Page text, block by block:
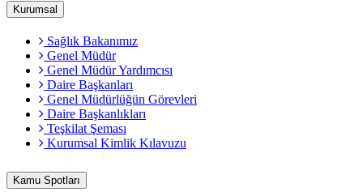
Kurumsal
Sağlık Bakanımız
Genel Müdür
Genel Müdür Yardımcısı
Daire Başkanları
Genel Müdürlüğün Görevleri
Daire Başkanlıkları
Teşkilat Şeması
Kurumsal Kimlik Kılavuzu
Kamu Spotları